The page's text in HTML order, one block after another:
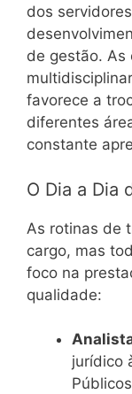
dos
de gestão. As
favorece a
diferentes
constante
O Dia a Dia
As rotinas de
cargo, mas
foco na
qualidade:
jurídico